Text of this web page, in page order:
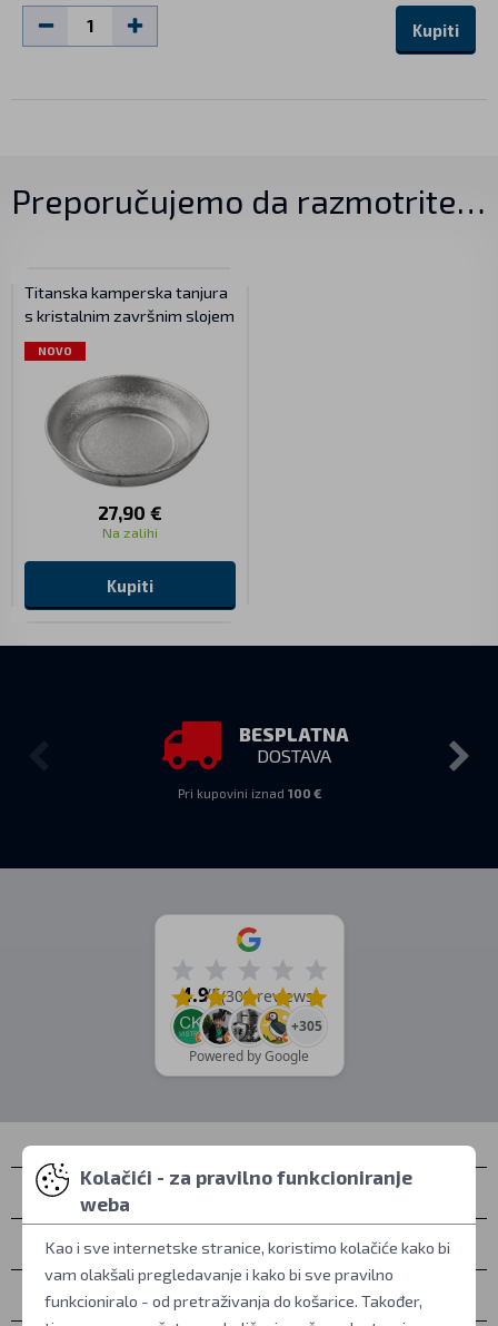
Kupiti
Preporučujemo da razmotrite…
Titanska kamperska tanjura
s kristalnim završnim slojem
NOVO
27,90 €
Na zalihi
Kupiti
BESPLATNA
DOSTAVA
Pri kupovini iznad 100 €
4.9/5(309 reviews)
+305
Powered by Google
Kontakti
Osobno preuzimanje
Sve o kupovini
Kolačići - za pravilno funkcioniranje
weba
Kao i sve internetske stranice, koristimo kolačiće kako bi
vam olakšali pregledavanje i kako bi sve pravilno
funkcioniralo - od pretraživanja do košarice. Također,